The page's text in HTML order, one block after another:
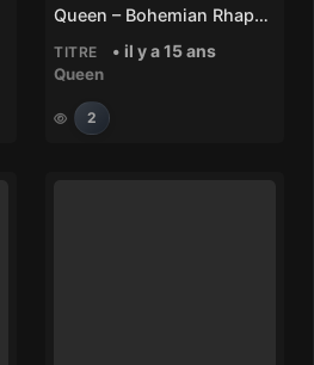
Queen – Bohemian Rhapsody
TITRE • il y a 15 ans
Queen
2